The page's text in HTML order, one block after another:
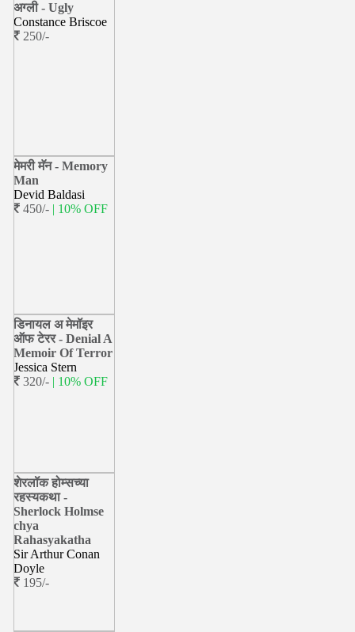
अग्ली - Ugly
Constance Briscoe
250/-
मेमरी मॅन - Memory
Man
Devid Baldasi
450/- | 10% OFF
डिनायल अ मेमॉइर
ऑफ टेरर - Denial A
Memoir Of Terror
Jessica Stern
320/- | 10% OFF
शेरलॉक होम्सच्या
रहस्यकथा -
Sherlock Holmse
chya
Rahasyakatha
Sir Arthur Conan
Doyle
195/-